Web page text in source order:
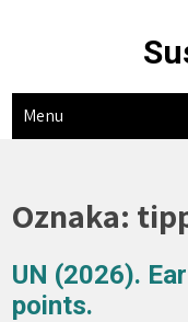
Menu
Oznaka:
UN (2026).
points.